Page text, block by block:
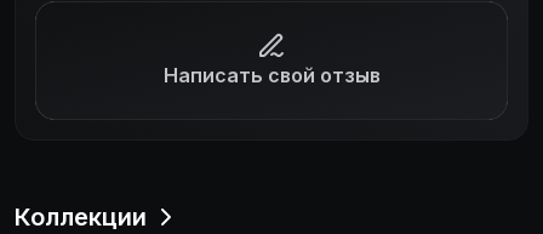
Написать свой отзыв
Коллекции